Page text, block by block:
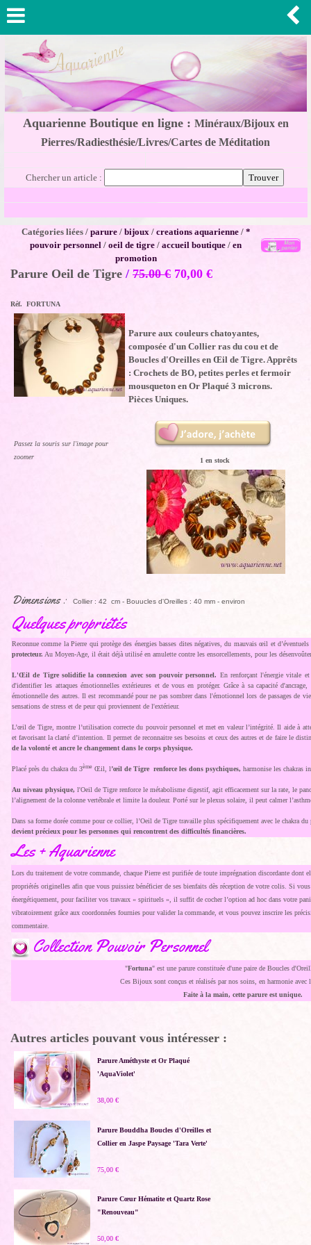
Aquarienne Boutique en ligne : Minéraux/Bijoux en
Pierres/Radiesthésie/Livres/Cartes de Méditation
Chercher un article :
Catégories liées / parure/ bijoux/ creations aquarienne/ *
pouvoir personnel / oeil de tigre / accueil boutique / en
promotion
Parure Oeil de Tigre / 75.00 € 70,00 €
Réf. FORTUNA
Passez la souris sur l'image pour
zoomer
Parure aux couleurs chatoyantes,
composée d'un Collier ras du cou et de
Boucles d'Oreilles en Œil de Tigre. Apprêts
: Crochets de BO, petites perles et fermoir
mousqueton en Or Plaqué 3 microns.
Pièces Uniques.
1 en stock
Dimensions : Collier : 42 cm - Bouucles d'Oreilles : 40 mm - environ
Quelques propriétés
Reconnue comme la Pierre qui protège des énergies basses dites négatives, du mauvais œil et
protecteur. Au Moyen-Age, il était déjà utilisé en amulette contre les ensorcellements, pour les
L'Œil de Tigre solidifie la connexion avec son pouvoir personnel. En renforçant l'énergie vitale
d'identifier les attaques émotionnelles extérieures et de vous en protéger. Grâce à sa capacité
émotionnelle des autres. Il est recommandé pour ne pas sombrer dans l'émotionnel lors de passages de
sensations de stress et de peur qui proviennent de l'extérieur.
L’œil de Tigre, montre l’utilisation correcte du pouvoir personnel et met en valeur l’intégrité. Il aide à
et favorisant la clarté d’intention. Il permet de reconnaitre ses besoins et ceux des autres et de faire le
de la volonté et ancre le changement dans le corps physique.
Placé près du chakra du 3ème Œil, l’œil de Tigre renforce les dons psychiques, harmonise les chakras
Au niveau physique, l'Oeil de Tigre renforce le métabolisme digestif, agit efficacement sur la rate, le
l’alignement de la colonne vertébrale et limite la douleur. Porté sur le plexus solaire, il peut calmer
Dans sa forme dorée comme pour ce collier, l’Oeil de Tigre travaille plus spécifiquement avec le chakra
devient précieux pour les personnes qui rencontrent des difficultés financières.
Les + Aquarienne
Lors du traitement de votre commande, chaque Pierre est purifiée de toute imprégnation discordante dont
propriétés originelles afin que vous puissiez bénéficier de ses bienfaits dès réception de votre colis. Si
énergétiquement, pour faciliter vos travaux « spirituels », il suffit de cocher l’option ad hoc dans votre
vibratoirement grâce aux coordonnées fournies pour valider la commande, et vous pouvez inscrire les
commentaire.
Collection Pouvoir Personnel
"Fortuna" est une parure constituée d'une paire de Boucles
Ces Bijoux sont conçus et réalisés par nos soins, en harmonie avec
Faite à la main, cette parure est unique.
Autres articles pouvant vous intéresser :
Parure Améthyste et Or Plaqué
'AquaViolet'
38,00 €
Parure Bouddha Boucles d'Oreilles et
Collier en Jaspe Paysage 'Tara Verte'
75,00 €
Parure Cœur Hématite et Quartz Rose
"Renouveau"
50,00 €